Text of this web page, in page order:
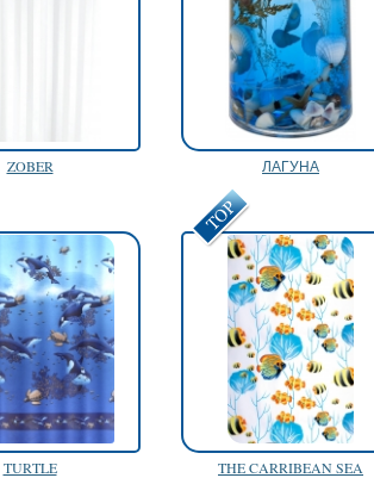
ZOBER ЛАГУНА
TURTLE THE CARRIBEAN SEA